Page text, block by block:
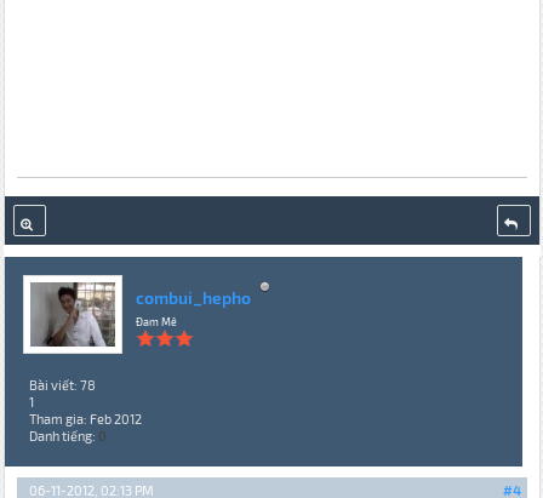
combui_hepho
Đam Mê
Bài viết: 78
1
Tham gia: Feb 2012
Danh tiếng: 0
#4
06-11-2012, 02:13 PM